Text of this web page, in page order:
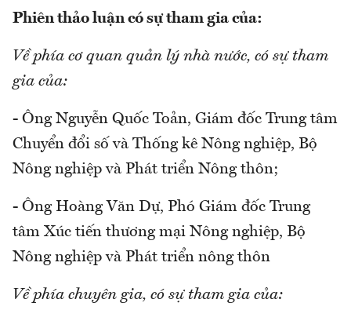
Phiên thảo luận có sự tham gia của:
Về phía cơ quan quản lý nhà nước, có sự tham
gia của:
- Ông Nguyễn Quốc Toản, Giám đốc Trung tâm
Chuyển đổi số và Thống kê Nông nghiệp, Bộ
Nông nghiệp và Phát triển Nông thôn;
- Ông Hoàng Văn Dự, Phó Giám đốc Trung
tâm Xúc tiến thương mại Nông nghiệp, Bộ
Nông nghiệp và Phát triển nông thôn
Về phía chuyên gia, có sự tham gia của: